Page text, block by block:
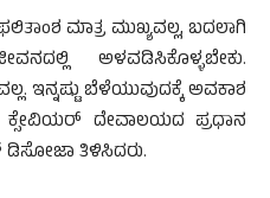
ಮಾತ್ರ ಮುಖ್ಯವಲ್ಲ, ಬದಲಾಗಿ
ಅಳವಡಿಸಿಕೊಳ್ಳಬೇಕು.
ಇನ್ನಷ್ಟು ಬೆಳೆಯುವುದಕ್ಕೆ ಅವಕಾಶ
ಕ್ಸೇವಿಯರ್ ದೇವಾಲಯದ ಪ್ರಧಾನ
ಡಿಸೋಜಾ ತಿಳಿಸಿದರು.